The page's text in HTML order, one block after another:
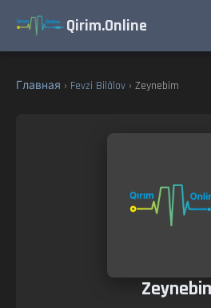
Qirim.Online
Главная › Fevzi Bilâlov › Zeynebim